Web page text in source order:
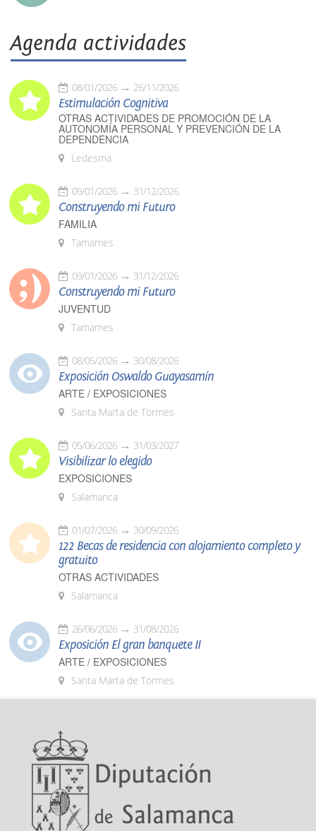
Agenda actividades
08/01/2026 26/11/2026
Estimulación Cognitiva
OTRAS ACTIVIDADES DE PROMOCIÓN DE LA
AUTONOMÍA PERSONAL Y PREVENCIÓN DE LA
DEPENDENCIA
Ledesma
09/01/2026 31/12/2026
Construyendo mi Futuro
FAMILIA
Tamames
09/01/2026 31/12/2026
Construyendo mi Futuro
JUVENTUD
Tamames
08/05/2026 30/08/2026
Exposición Oswaldo Guayasamín
ARTE / EXPOSICIONES
Santa Marta de Tormes
05/06/2026 31/03/2027
Visibilizar lo elegido
EXPOSICIONES
Salamanca
01/07/2026 30/09/2026
122 Becas de residencia con alojamiento completo y
gratuito
OTRAS ACTIVIDADES
Salamanca
26/06/2026 31/08/2026
Exposición El gran banquete II
ARTE / EXPOSICIONES
Santa Marta de Tormes